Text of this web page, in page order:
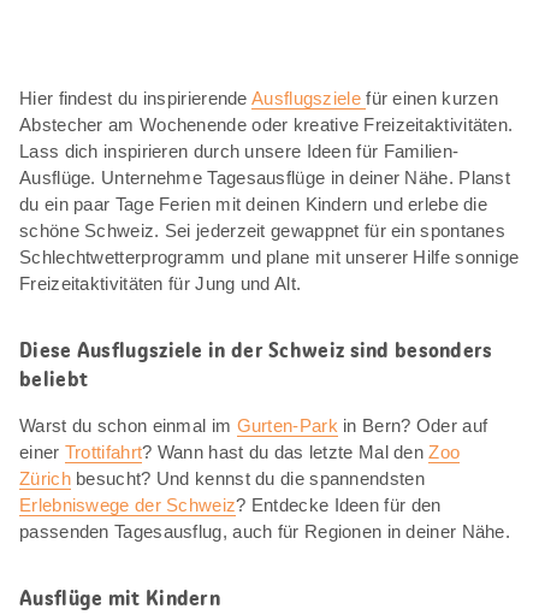
Hier findest du inspirierendeAusflugszielefür einen kurzen
Abstecher am Wochenende oder kreative Freizeitaktivitäten.
Lass dich inspirieren durch unsere Ideen für Familien-
Ausflüge. Unternehme Tagesausflüge in deiner Nähe. Planst
du ein paar Tage Ferien mit deinen Kindern und erlebe die
schöne Schweiz. Sei jederzeit gewappnet für ein spontanes
Schlechtwetterprogramm und plane mit unserer Hilfe sonnige
Freizeitaktivitäten für Jung und Alt.
Diese Ausflugsziele in der Schweiz sind besonders
beliebt
Warst du schon einmal im Gurten-Park in Bern? Oder auf
einer Trottifahrt? Wann hast du das letzte Mal denZoo
Zürichbesucht? Und kennst du die spannendsten
Erlebniswege der Schweiz? Entdecke Ideen für den
passenden Tagesausflug, auch für Regionen in deiner Nähe.
Ausflüge mit Kindern